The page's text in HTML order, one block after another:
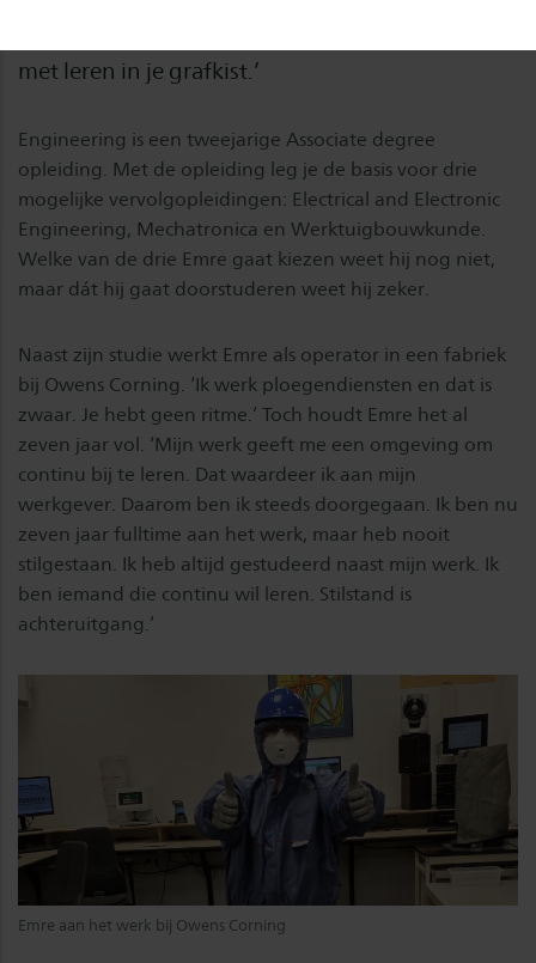
met leren in je grafkist.’
Engineering is een tweejarige Associate degree
opleiding. Met de opleiding leg je de basis voor drie
mogelijke vervolgopleidingen: Electrical and Electronic
Engineering, Mechatronica en Werktuigbouwkunde.
Welke van de drie Emre gaat kiezen weet hij nog niet,
maar dát hij gaat doorstuderen weet hij zeker.
Naast zijn studie werkt Emre als operator in een fabriek
bij Owens Corning. ‘Ik werk ploegendiensten en dat is
zwaar. Je hebt geen ritme.’ Toch houdt Emre het al
zeven jaar vol. ‘Mijn werk geeft me een omgeving om
continu bij te leren. Dat waardeer ik aan mijn
werkgever. Daarom ben ik steeds doorgegaan. Ik ben nu
zeven jaar fulltime aan het werk, maar heb nooit
stilgestaan. Ik heb altijd gestudeerd naast mijn werk. Ik
ben iemand die continu wil leren. Stilstand is
achteruitgang.’
Emre aan het werk bij Owens Corning